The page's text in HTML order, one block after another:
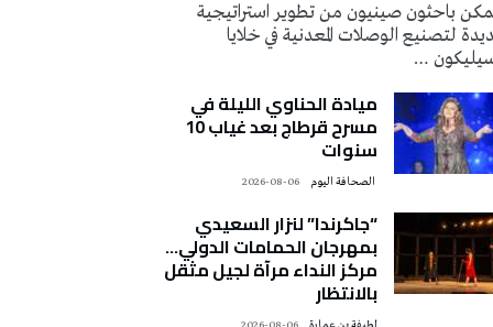
باحثون صينيون من تطوير استراتيجية
لتصنيع الوصلات المعدنية في خلايا
…
ميادة الحناوي الليلة في
مسرح قرطاج بعد غياب 10
سنوات
2026-08-06
“جاكرندا” لنزار السعيدي
بمهرجان الحمامات الدولي…
مركز النداء مرآة لجيل مثقل
بالانتظار